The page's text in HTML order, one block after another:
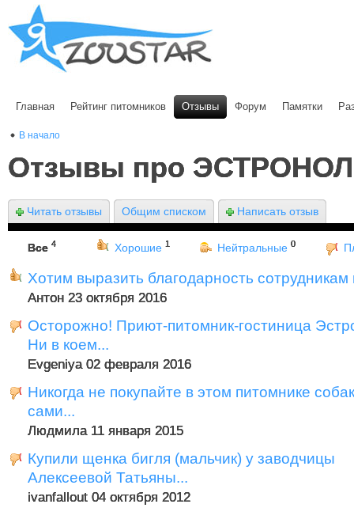
Главная Рейтинг питомников Отзывы Форум Памятки
В начало
Отзывы про
Читать отзывы Общим списком Написать отзыв
Все 4 Хорошие 1 Нейтральные 0
Хотим выразить благодарность сотрудникам
Антон 23 октября 2016
Осторожно! Приют-питомник-гостиница
Ни в коем...
Evgeniya 02 февраля 2016
Никогда не покупайте в этом питомнике
сами...
Людмила 11 января 2015
Купили щенка бигля (мальчик) у заводчицы
Алексеевой Татьяны...
ivanfallout 04 октября 2012